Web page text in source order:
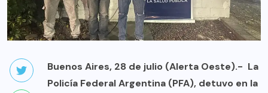
Buenos Aires, 28 de julio (Alerta Oeste).- La
Policía Federal Argentina (PFA), detuvo en la